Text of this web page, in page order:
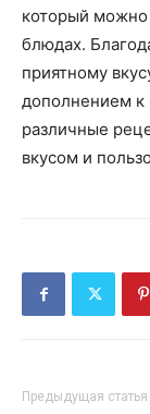
который можно
блюдах.
приятному
дополнением к
различные
вкусом и
Предыдущая статья